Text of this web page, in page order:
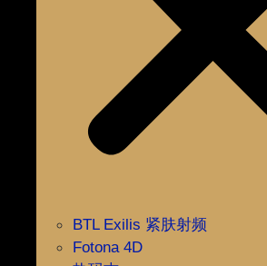
BTL Exilis 紧肤射频
Fotona 4D